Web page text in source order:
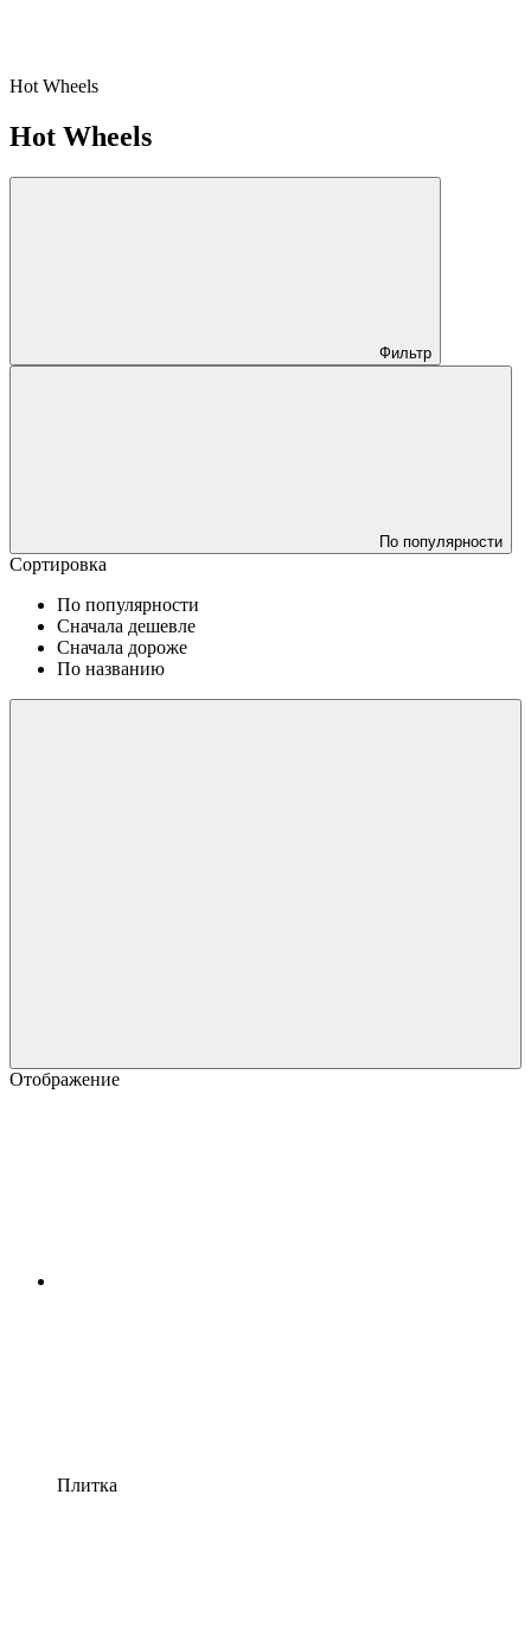
Hot Wheels
Hot Wheels
Фильтр
По популярности
Сортировка
По популярности
Сначала дешевле
Сначала дороже
По названию
Отображение
Плитка